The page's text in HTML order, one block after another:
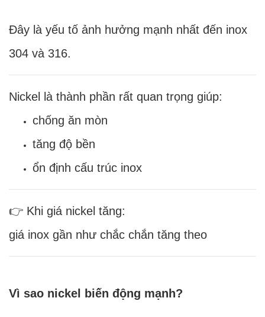
Đây là yếu tố ảnh hưởng mạnh nhất đến inox
304 và 316.
Nickel là thành phần rất quan trọng giúp:
chống ăn mòn
tăng độ bền
ổn định cấu trúc inox
👉 Khi giá nickel tăng:
giá inox gần như chắc chắn tăng theo
Vì sao nickel biến động mạnh?